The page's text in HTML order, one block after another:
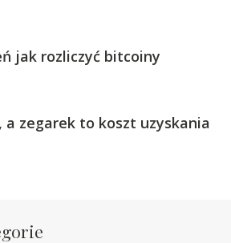
jak rozliczyć bitcoiny
a zegarek to koszt uzyskania